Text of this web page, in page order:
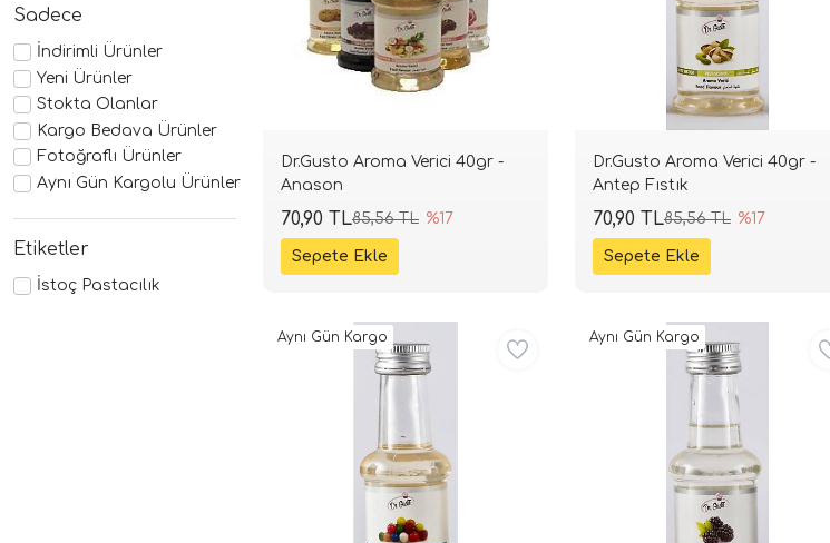
Sadece
İndirimli Ürünler
Yeni Ürünler
Stokta Olanlar
Kargo Bedava Ürünler
Fotoğraflı Ürünler
Aynı Gün Kargolu Ürünler
Etiketler
İstoç Pastacılık
Dr.Gusto Aroma Verici 40gr -
Anason
85,56 TL %17
70,90 TL
Dr.Gusto Aroma Verici 40gr -
Antep Fıstık
85,56 TL %17
70,90 TL
Aynı Gün Kargo Aynı Gün Kargo